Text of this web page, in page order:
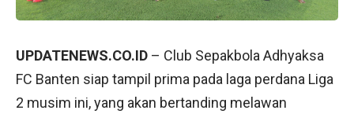
UPDATENEWS.CO.ID – Club Sepakbola Adhyaksa
FC Banten siap tampil prima pada laga perdana Liga
2 musim ini, yang akan bertanding melawan